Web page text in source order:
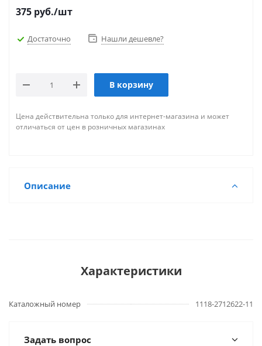
375 руб./шт
Достаточно Нашли дешевле?
В корзину
Цена действительна только для интернет-магазина и может
отличаться от цен в розничных магазинах
Описание
Характеристики
Каталожный номер 1118-2712622-11
Задать вопрос